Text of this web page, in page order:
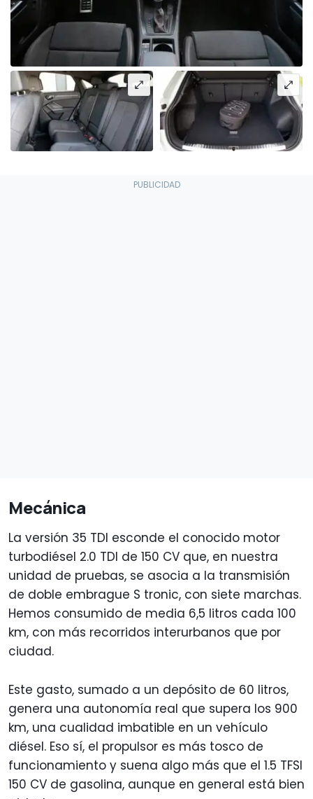
Mecánica
La versión 35 TDI esconde el conocido motor
turbodiésel 2.0 TDI de 150 CV que, en nuestra
unidad de pruebas, se asocia a la transmisión
de doble embrague S tronic, con siete marchas.
Hemos consumido de media 6,5 litros cada 100
km, con más recorridos interurbanos que por
ciudad.
Este gasto, sumado a un depósito de 60 litros,
genera una autonomía real que supera los 900
km, una cualidad imbatible en un vehículo
diésel. Eso sí, el propulsor es más tosco de
funcionamiento y suena algo más que el 1.5 TFSI
150 CV de gasolina, aunque en general está bien